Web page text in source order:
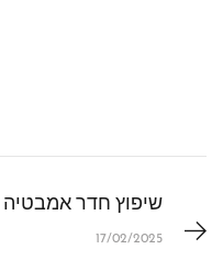
שיפוץ חדר אמבטיה
17/02/2025